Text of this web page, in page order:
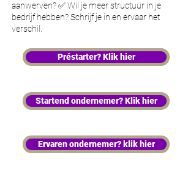
aanwerven? ✅ Wil je meer structuur in je
bedrijf hebben? Schrijf je in en ervaar het
verschil.
Préstarter? Klik hier
Startend ondernemer? Klik hier
Ervaren ondernemer? klik hier